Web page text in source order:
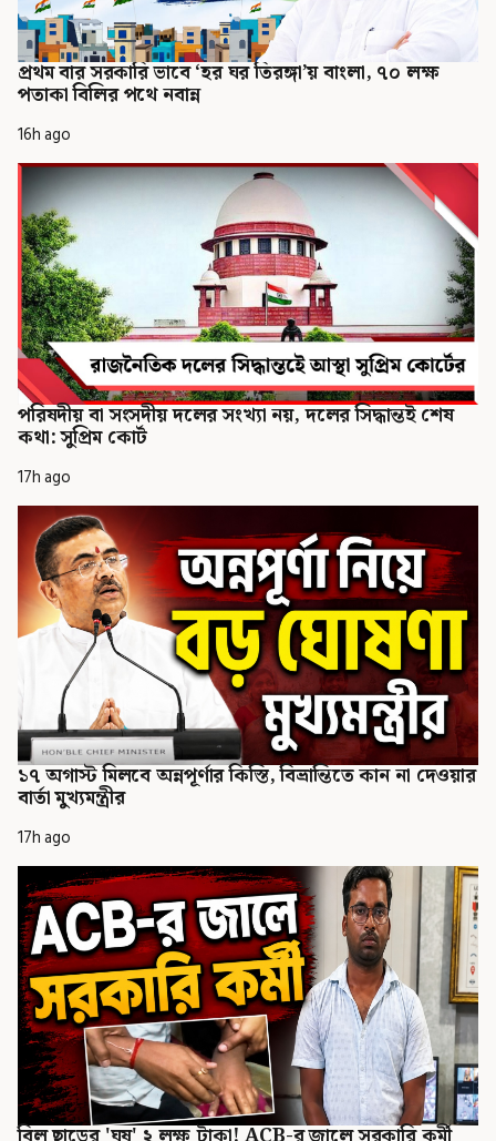
প্রথম বার সরকারি ভাবে ‘হর ঘর তিরঙ্গা’য় বাংলা, ৭০ লক্ষ
পতাকা বিলির পথে নবান্ন
16h ago
পরিষদীয় বা সংসদীয় দলের সংখ্যা নয়, দলের সিদ্ধান্তই শেষ
কথা: সুপ্রিম কোর্ট
17h ago
১৭ অগাস্ট মিলবে অন্নপূর্ণার কিস্তি, বিভ্রান্তিতে কান না দেওয়ার
বার্তা মুখ্যমন্ত্রীর
17h ago